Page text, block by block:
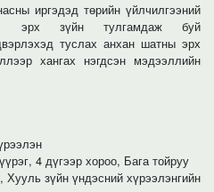
иргэдэд төрийн үйлчилгээний
эрх зүйн тулгамдаж буй
туслах анхан шатны эрх
хангах нэгдсэн мэдээллийн
4 дүгээр хороо, Бага тойруу
зүйн үндэсний хүрээлэнгийн